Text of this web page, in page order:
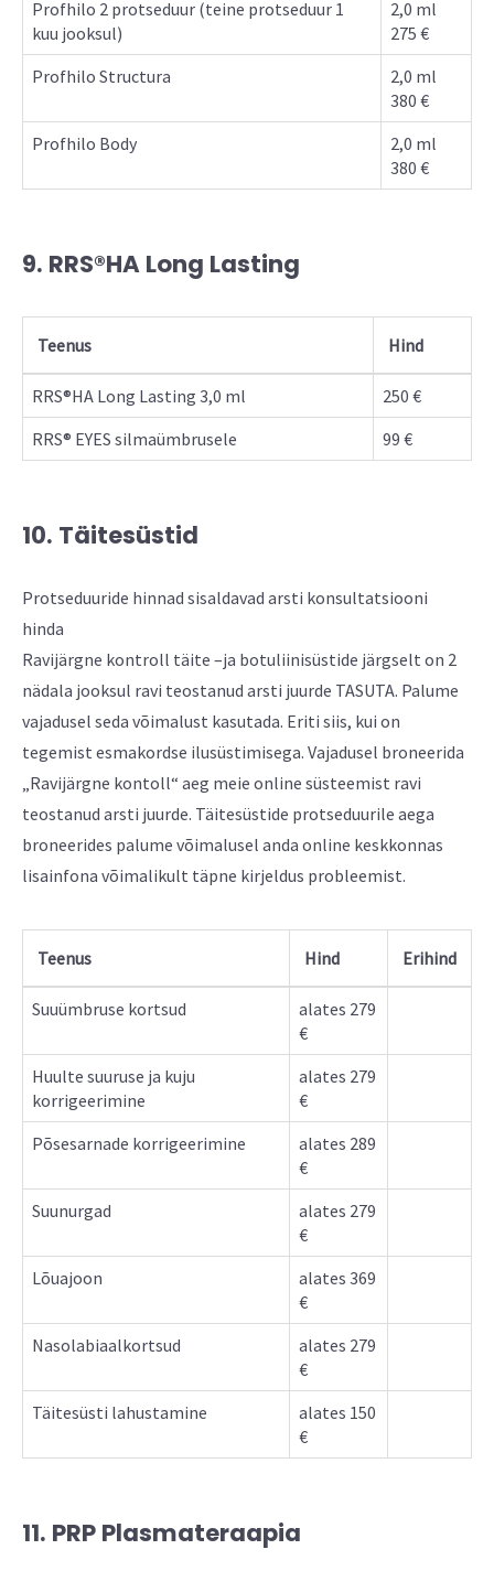
Profhilo 2 protseduur (teine protseduur 1
kuu jooksul)
2,0 ml
275 €
Profhilo Structura
2,0 ml
380 €
Profhilo Body
2,0 ml
380 €
9. RRS®HA Long Lasting
Teenus Hind
RRS®HA Long Lasting 3,0 ml
250 €
RRS® EYES silmaümbrusele
99 €
10. Täitesüstid
Protseduuride hinnad sisaldavad arsti konsultatsiooni
hinda
Ravijärgne kontroll täite –ja botuliinisüstide järgselt on 2
nädala jooksul ravi teostanud arsti juurde TASUTA. Palume
vajadusel seda võimalust kasutada. Eriti siis, kui on
tegemist esmakordse ilusüstimisega. Vajadusel broneerida
„Ravijärgne kontoll“ aeg meie online süsteemist ravi
teostanud arsti juurde. Täitesüstide protseduurile aega
broneerides palume võimalusel anda online keskkonnas
lisainfona võimalikult täpne kirjeldus probleemist.
Teenus Hind Erihind
Suuümbruse kortsud
alates 279
€
Huulte suuruse ja kuju
korrigeerimine
alates 279
€
Põsesarnade korrigeerimine
alates 289
€
Suunurgad
alates 279
€
Lõuajoon
alates 369
€
Nasolabiaalkortsud
alates 279
€
Täitesüsti lahustamine
alates 150
€
11. PRP Plasmateraapia